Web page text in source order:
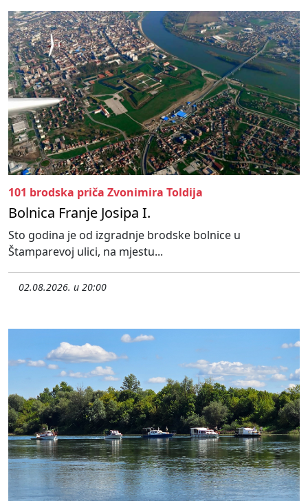
101 brodska priča Zvonimira Toldija
Bolnica Franje Josipa I.
Sto godina je od izgradnje brodske bolnice u
Štamparevoj ulici, na mjestu...
02.08.2026. u 20:00